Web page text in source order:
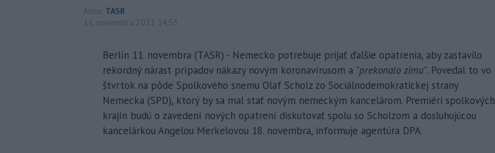
Autor TASR
11. novembra 2021 14:53
Berlín 11. novembra (TASR) - Nemecko potrebuje prijať ďalšie opatrenia, aby zastavilo
rekordný nárast prípadov nákazy novým koronavírusom a "prekonalo zimu". Povedal to vo
štvrtok na pôde Spolkového snemu Olaf Scholz zo Sociálnodemokratickej strany
Nemecka (SPD), ktorý by sa mal stať novým nemeckým kancelárom. Premiéri spolkových
krajín budú o zavedení nových opatrení diskutovať spolu so Scholzom a dosluhujúcou
kancelárkou Angelou Merkelovou 18. novembra, informuje agentúra DPA.